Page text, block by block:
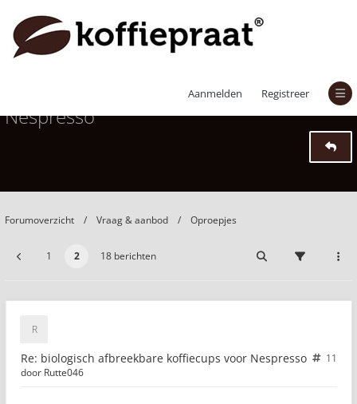
Aanmelden Registreer
biologisch afbreekbare koffiecups voor
Nespresso
Forumoverzicht Vraag & aanbod Oproepjes
1 2 18 berichten
Re: biologisch afbreekbare koffiecups voor Nespresso
11
door Rutte046